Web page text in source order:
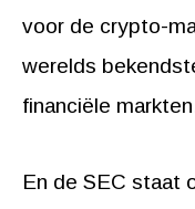
voor de crypto-
werelds
financiële
En de SEC staat